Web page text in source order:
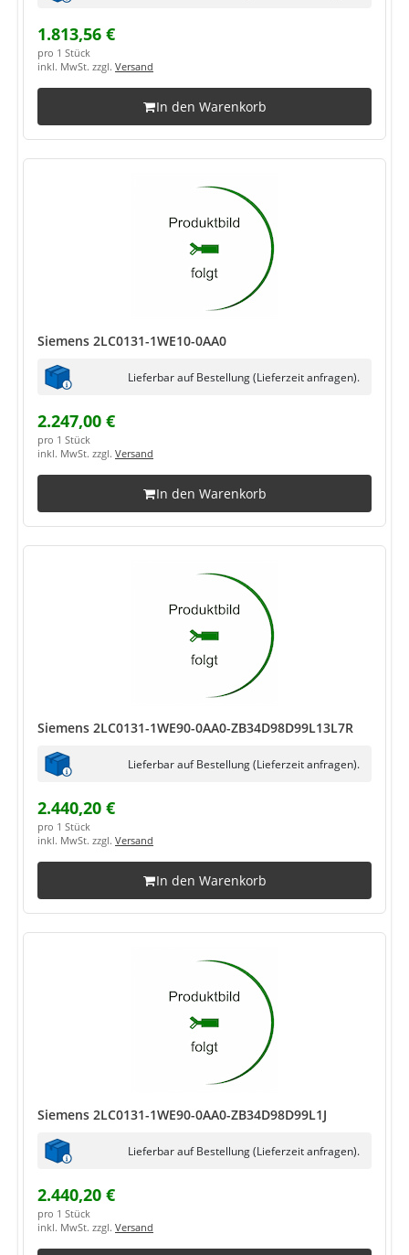
1.813,56 €
pro 1 Stück
inkl. MwSt. zzgl. Versand
In den Warenkorb
Siemens 2LC0131-1WE10-0AA0
Lieferbar auf Bestellung (Lieferzeit anfragen).
2.247,00 €
pro 1 Stück
inkl. MwSt. zzgl. Versand
In den Warenkorb
Siemens 2LC0131-1WE90-0AA0-ZB34D98D99L13L7R
Lieferbar auf Bestellung (Lieferzeit anfragen).
2.440,20 €
pro 1 Stück
inkl. MwSt. zzgl. Versand
In den Warenkorb
Siemens 2LC0131-1WE90-0AA0-ZB34D98D99L1J
Lieferbar auf Bestellung (Lieferzeit anfragen).
2.440,20 €
pro 1 Stück
inkl. MwSt. zzgl. Versand